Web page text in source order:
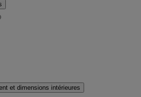
et dimensions intérieures